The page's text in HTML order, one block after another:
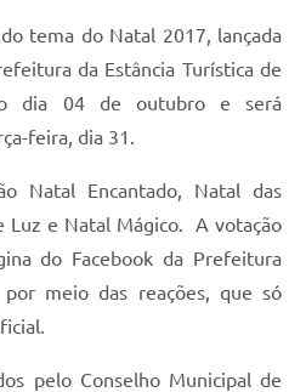
tema do Natal 2017, lançada
da Estância Turística de
dia 04 de outubro e será
feira, dia 31.
Natal Encantado, Natal das
Luz e Natal Mágico. A votação
do Facebook da Prefeitura
por meio das reações, que só
pelo Conselho Municipal de